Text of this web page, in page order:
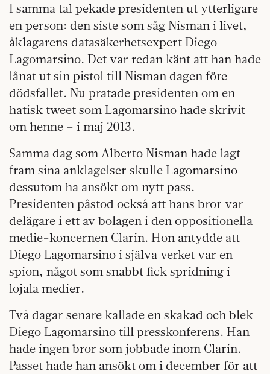
I samma tal pekade presidenten ut ytterligare
en person: den siste som såg Nisman i livet,
åklagarens datasäkerhetsexpert Diego
Lagomarsino. Det var redan känt att han hade
lånat ut sin pistol till Nisman dagen före
dödsfallet. Nu pratade presidenten om en
hatisk tweet som Lagomarsino hade skrivit
om henne – i maj 2013.
Samma dag som Alberto Nisman hade lagt
fram sina anklagelser skulle Lagomarsino
dessutom ha ansökt om nytt pass.
Presidenten påstod också att hans bror var
delägare i ett av bolagen i den oppositionella
medie-koncernen Clarin. Hon antydde att
Diego Lagomarsino i själva verket var en
spion, något som snabbt fick spridning i
lojala medier.
Två dagar senare kallade en skakad och blek
Diego Lagomarsino till presskonferens. Han
hade ingen bror som jobbade inom Clarin.
Passet hade han ansökt om i december för att